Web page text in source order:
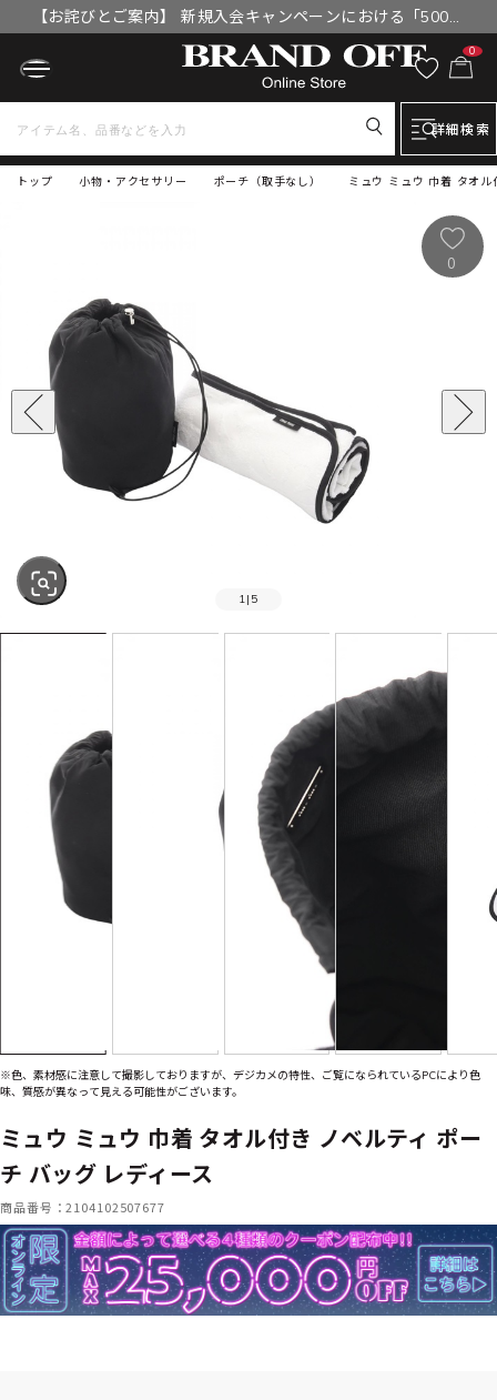
【お詫びとご案内】 新規入会キャンペーンにおける「500円
OFFクーポン」付与漏れと補填について
0
詳細検索
トップ ミュウ ミュウ 巾着 タオ
小物・アクセサリー ポーチ（取手なし）
1 | 5
0
※色、素材感に注意して撮影しておりますが、デジカメの特性、ご覧になられているPCにより色
味、質感が異なって見える可能性がございます。
ミュウ ミュウ 巾着 タオル付き ノベルティ ポー
チ バッグ レディース
商品番号：2104102507677